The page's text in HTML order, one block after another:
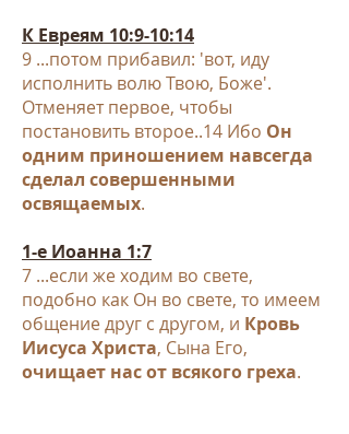
К Евреям 10:9-10:14
9 ...потом прибавил: 'вот, иду
исполнить волю Твою, Боже'.
Отменяет первое, чтобы
постановить второе..14 Ибо Он
одним приношением навсегда
сделал совершенными
освящаемых.
1-e Иоанна 1:7
7 ...если же ходим во свете,
подобно как Он во свете, то имеем
общение друг с другом, и Кровь
Иисуса Христа, Сына Его,
очищает нас от всякого греха.